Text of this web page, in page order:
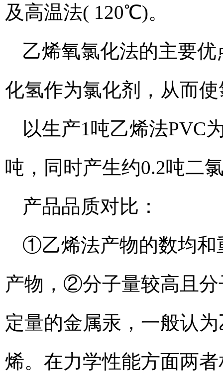
及高温法( 120℃)。
乙烯氧氯化法的主要
化氢作为氯化剂，从而
以生产1吨乙烯法PVC
吨，同时产生约0.2吨二
产品品质对比：
①乙烯法产物的数均和
产物，②分子量较高且
定量的金属汞，一般认
烯。在力学性能方面两